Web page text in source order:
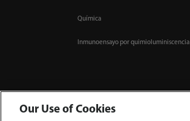
Química
Inmunoensayo por quimioluminiscencia
Our Use of Cookies